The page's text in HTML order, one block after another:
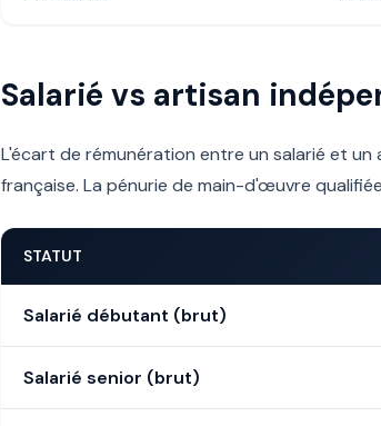
Salarié vs artisan
L'écart de rémunération entre un salarié et
française. La pénurie de main-d'œuvre
STATUT
Salarié débutant (brut)
Salarié senior (brut)